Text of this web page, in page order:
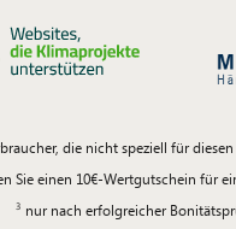
die nicht speziell für
Sie einen 10€-Wertgutschein für
nur nach erfolgreicher